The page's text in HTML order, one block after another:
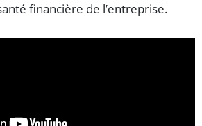
financière de l’entreprise.